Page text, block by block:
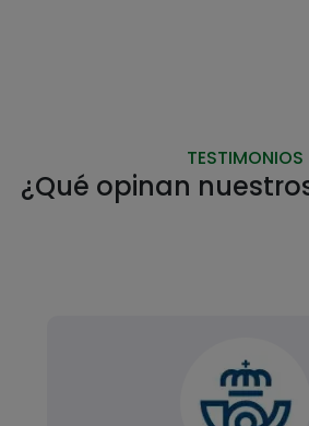
TESTIMONIOS
¿Qué opinan